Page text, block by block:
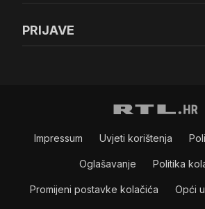
PRIJAVE
Impressum Uvjeti korištenja
Oglašavanje Politika
Promijeni postavke kolačića Opći